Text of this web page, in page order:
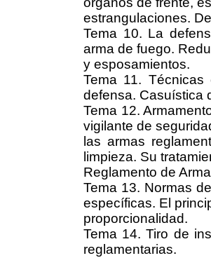
estrangulaciones.
Tema 10. La
arma de fuego.
y esposamientos.
Tema 11.
defensa. Casuística
Tema 12.
vigilante de
las armas
limpieza. Su
Reglamento de
Tema 13. Normas
específicas. El
proporcionalidad.
Tema 14. Tiro de
reglamentarias.